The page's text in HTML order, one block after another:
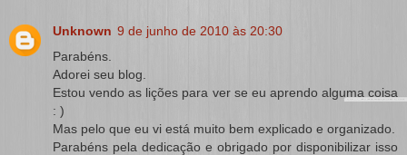
Unknown 9 de junho de 2010 às 20:30
Parabéns.
Adorei seu blog.
Estou vendo as lições para ver se eu aprendo alguma coisa
: )
Mas pelo que eu vi está muito bem explicado e organizado.
Parabéns pela dedicação e obrigado por disponibilizar isso